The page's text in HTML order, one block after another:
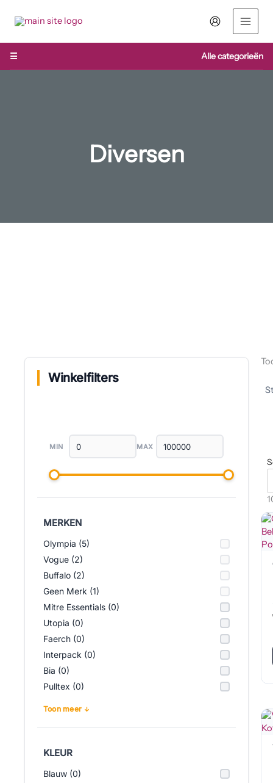
naar
inhoud
☰
Alle categorieën
Diversen
Winkelfilters
MIN MAX
MERKEN
Olympia (5)
Vogue (2)
Buffalo (2)
Geen Merk (1)
Mitre Essentials (0)
Utopia (0)
Faerch (0)
Interpack (0)
Bia (0)
Pulltex (0)
Toon meer
KLEUR
Blauw (0)